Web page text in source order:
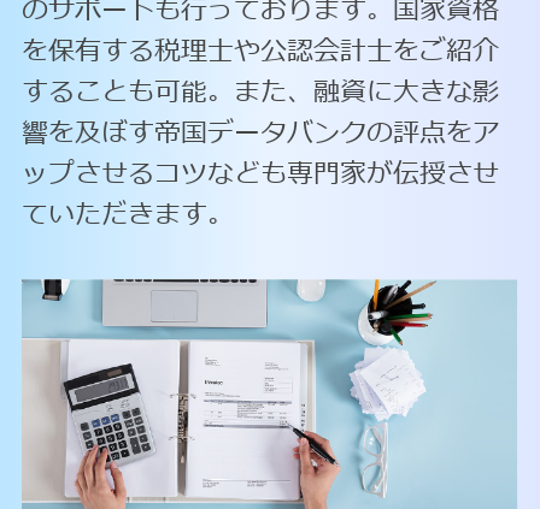
のサポートも行っております。国家資格
を保有する税理士や公認会計士をご紹介
することも可能。また、融資に大きな影
響を及ぼす帝国データバンクの評点をア
ップさせるコツなども専門家が伝授させ
ていただきます。